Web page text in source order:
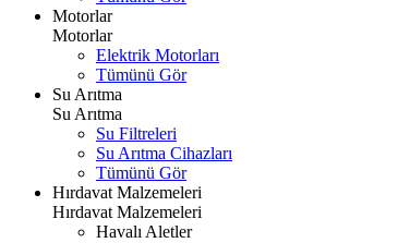
Motorlar
Motorlar
Elektrik Motorları
Tümünü Gör
Su Arıtma
Su Arıtma
Su Filtreleri
Su Arıtma Cihazları
Tümünü Gör
Hırdavat Malzemeleri
Hırdavat Malzemeleri
Havalı Aletler